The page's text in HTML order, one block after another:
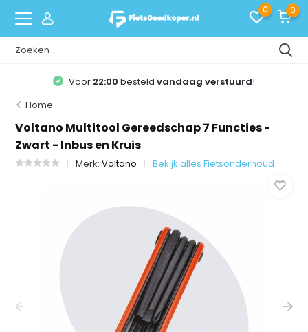
0 0
Voor 22:00 besteldvandaag verstuurd!
Home
Voltano Multitool Gereedschap 7 Functies -
Zwart - Inbus en Kruis
Merk:Voltano Bekijk alles Fietsonderhoud